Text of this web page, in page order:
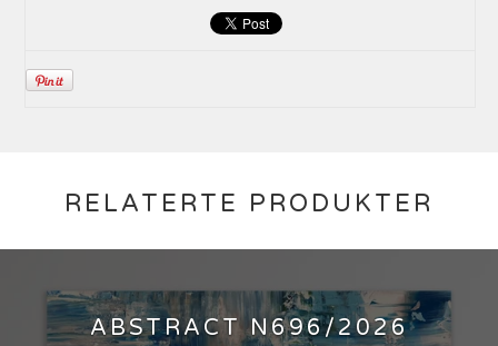
RELATERTE PRODUKTER
ABSTRACT N696/2026